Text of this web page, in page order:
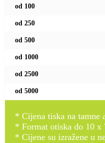
od 100
od 250
od 500
od 1000
od 2500
od 5000
* Cijena tiska na tamne
* Format otiska do 10 x
* Cijene su izražene u